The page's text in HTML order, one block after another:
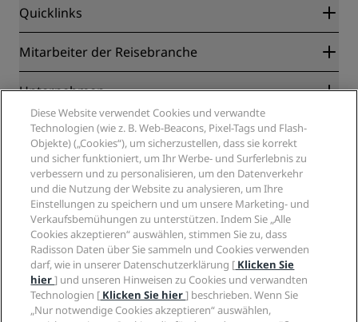
Quicklinks
Radisson Rewards
Blog
Neue und aufstrebende Hotels
Radisson Hotels APP
„Sports Approved“-Hotels
Familienfreundliche Hotels
Gesundheit & Sicherheit
Mitarbeiter der Reisebranche
Partner
Reisebüros
Unternehmen
Radisson Hotel Group
Medien
Karriere RHG
Karriere PPHE
Karrieren EHL
The Club by RHG
Entwicklungsmöglichkeiten
Responsible Business – Unser Engagement
Einkauf
Rechtliches
Privacy Centre
Rechtliche Hinweise
Radisson Rewards Geschäftsbedingungen
Website-Nutzungsvereinbarung
Digitale Barrierefreiheit
Moderne Sklaverei – Erklärung
Hilfe
Verbrauchermeldungen
Kontakt
FAQ
Inhaltsübersicht
Soziale Medien
Marken von Radisson Hotels
Diese Website verwendet Cookies und verwandte
Technologien (wie z. B. Web-Beacons, Pixel-Tags und Flash-
Objekte) („Cookies“), um sicherzustellen, dass sie korrekt
und sicher funktioniert, um Ihr Werbe- und Surferlebnis zu
verbessern und zu personalisieren, um den Datenverkehr
und die Nutzung der Website zu analysieren, um Ihre
Einstellungen zu speichern und um unsere Marketing- und
Verkaufsbemühungen zu unterstützen. Indem Sie „Alle
Cookies akzeptieren“ auswählen, stimmen Sie zu, dass
Radisson Daten über Sie sammeln und Cookies verwenden
darf, wie in unserer Datenschutzerklärung [ Klicken Sie
hier] und unseren Hinweisen zu Cookies und verwandten
Technologien [ Klicken Sie hier] beschrieben. Wenn Sie
„Nur notwendige Cookies akzeptieren“ auswählen,